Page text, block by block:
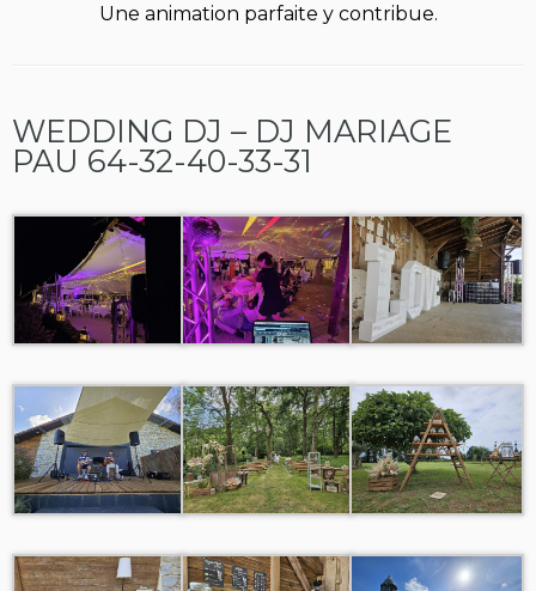
Une animation parfaite y contribue.
WEDDING DJ – DJ MARIAGE
PAU 64-32-40-33-31